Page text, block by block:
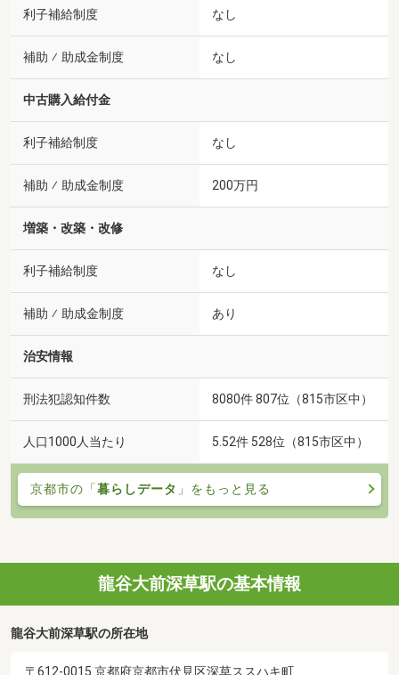
利子補給制度 なし
補助 ⁄ 助成金制度 なし
中古購入給付金
利子補給制度 なし
補助 ⁄ 助成金制度 200万円
増築・改築・改修
利子補給制度 なし
補助 ⁄ 助成金制度 あり
治安情報
刑法犯認知件数 8080件 807位（815市区中）
人口1000人当たり 5.52件 528位（815市区中）
京都市の「暮らしデータ 」をもっと見る
龍谷大前深草駅の基本情報
龍谷大前深草駅の所在地
〒612-0015 京都府京都市伏見区深草ススハキ町